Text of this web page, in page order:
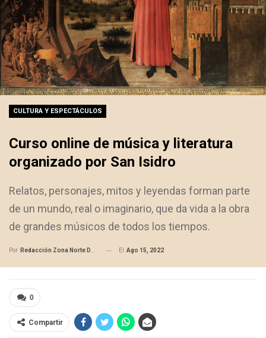
CULTURA Y ESPECTÁCULOS
Curso online de música y literatura
organizado por San Isidro
Relatos, personajes, mitos y leyendas forman parte
de un mundo, real o imaginario, que da vida a la obra
de grandes músicos de todos los tiempos.
Por Redacción Zona Norte Daily El Ago 15, 2022
0
Compartir